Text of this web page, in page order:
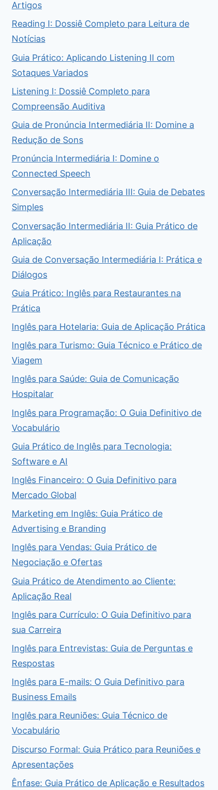
Artigos
Reading I: Dossiê Completo para Leitura de
Notícias
Guia Prático: Aplicando Listening II com
Sotaques Variados
Listening I: Dossiê Completo para
Compreensão Auditiva
Guia de Pronúncia Intermediária II: Domine a
Redução de Sons
Pronúncia Intermediária I: Domine o
Connected Speech
Conversação Intermediária III: Guia de Debates
Simples
Conversação Intermediária II: Guia Prático de
Aplicação
Guia de Conversação Intermediária I: Prática e
Diálogos
Guia Prático: Inglês para Restaurantes na
Prática
Inglês para Hotelaria: Guia de Aplicação Prática
Inglês para Turismo: Guia Técnico e Prático de
Viagem
Inglês para Saúde: Guia de Comunicação
Hospitalar
Inglês para Programação: O Guia Definitivo de
Vocabulário
Guia Prático de Inglês para Tecnologia:
Software e AI
Inglês Financeiro: O Guia Definitivo para
Mercado Global
Marketing em Inglês: Guia Prático de
Advertising e Branding
Inglês para Vendas: Guia Prático de
Negociação e Ofertas
Guia Prático de Atendimento ao Cliente:
Aplicação Real
Inglês para Currículo: O Guia Definitivo para
sua Carreira
Inglês para Entrevistas: Guia de Perguntas e
Respostas
Inglês para E-mails: O Guia Definitivo para
Business Emails
Inglês para Reuniões: Guia Técnico de
Vocabulário
Discurso Formal: Guia Prático para Reuniões e
Apresentações
Ênfase: Guia Prático de Aplicação e Resultados